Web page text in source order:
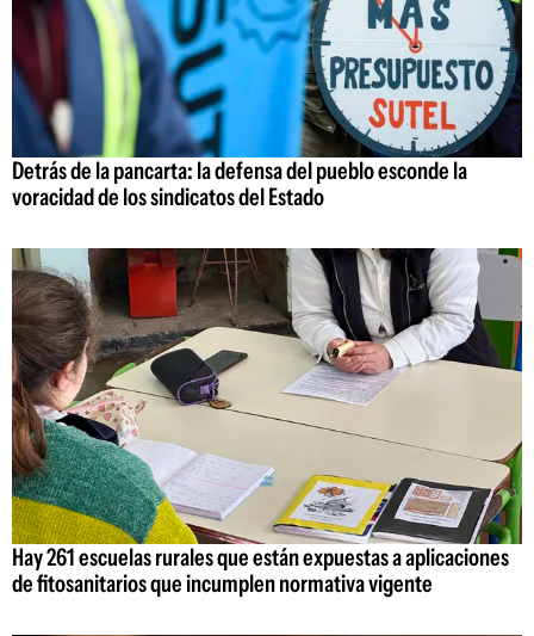
Detrás de la pancarta: la defensa del pueblo esconde la
voracidad de los sindicatos del Estado
Hay 261 escuelas rurales que están expuestas a aplicaciones
de fitosanitarios que incumplen normativa vigente